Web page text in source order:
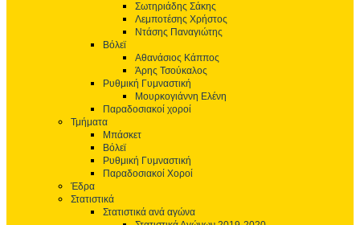
Σωτηριάδης Σάκης
Λεμποτέσης Χρήστος
Ντάσης Παναγιώτης
Βόλεϊ
Αθανάσιος Κάππος
Άρης Τσούκαλος
Ρυθμική Γυμναστική
Μουρκογιάννη Ελένη
Παραδοσιακοί χοροί
Τμήματα
Μπάσκετ
Βόλεϊ
Ρυθμική Γυμναστική
Παραδοσιακοί Χοροί
Έδρα
Στατιστικά
Στατιστικά ανά αγώνα